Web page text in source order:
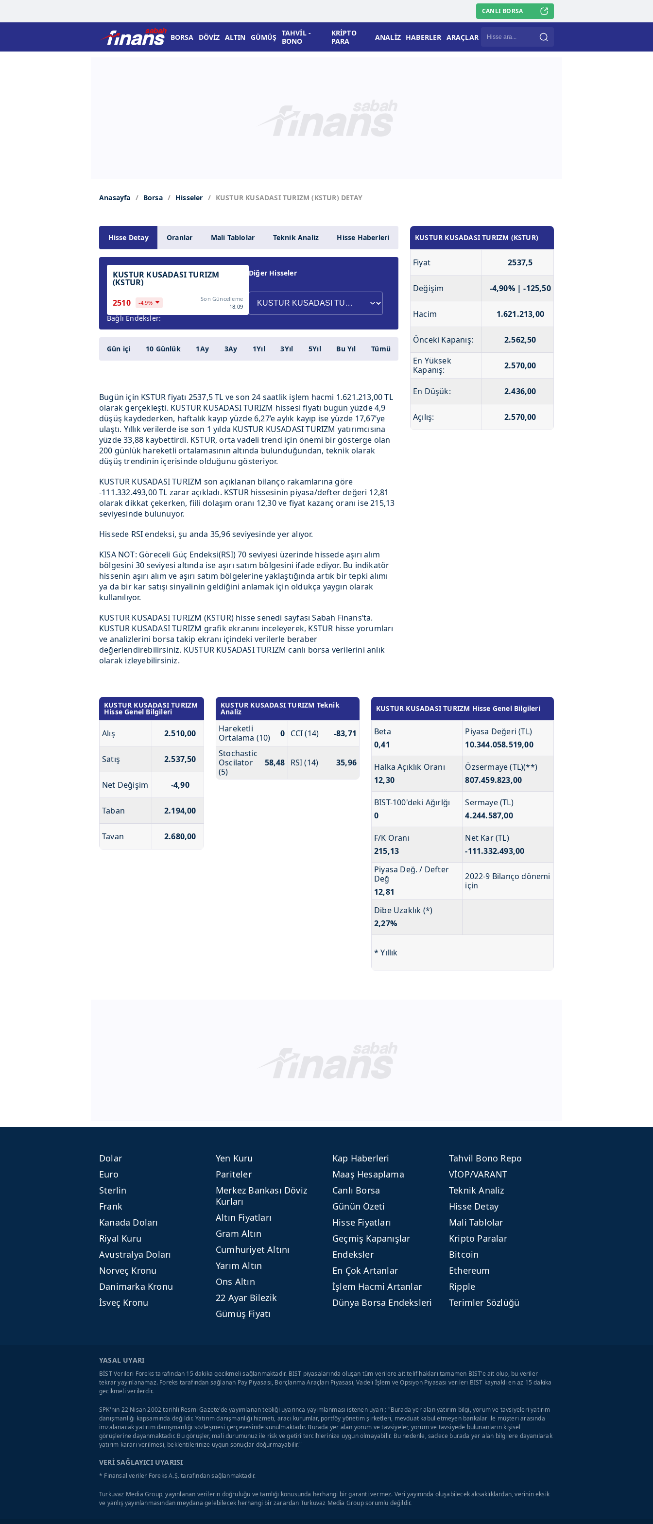
CANLI BORSA
BORSA DÖVİZ ALTIN GÜMÜŞ
TAHVİL -
BONO
KRİPTO
PARA
ANALİZ HABERLER ARAÇLAR
Anasayfa Borsa Hisseler KUSTUR KUSADASI TURIZM (KSTUR) DETAY
Hisse Detay Oranlar Mali Tablolar Teknik Analiz Hisse Haberleri
KUSTUR KUSADASI TURIZM
(KSTUR)
2510
-4,9%
Son Güncelleme
18:09
Diğer Hisseler
Bağlı Endeksler:
Gün içi 10 Günlük 1Ay 3Ay 1Yıl 3Yıl 5Yıl Bu Yıl Tümü
Bugün için KSTUR fiyatı 2537,5 TL ve son 24 saatlik işlem hacmi 1.621.213,00 TL
olarak gerçekleşti. KUSTUR KUSADASI TURIZM hissesi fiyatı bugün yüzde 4,9
düşüş kaydederken, haftalık kayıp yüzde 6,27’e aylık kayıp ise yüzde 17,67’ye
ulaştı. Yıllık verilerde ise son 1 yılda KUSTUR KUSADASI TURIZM yatırımcısına
yüzde 33,88 kaybettirdi. KSTUR, orta vadeli trend için önemi bir gösterge olan
200 günlük hareketli ortalamasının altında bulunduğundan, teknik olarak
düşüş trendinin içerisinde olduğunu gösteriyor.
KUSTUR KUSADASI TURIZM son açıklanan bilanço rakamlarına göre
-111.332.493,00 TL zarar açıkladı. KSTUR hissesinin piyasa/defter değeri 12,81
olarak dikkat çekerken, fiili dolaşım oranı 12,30 ve fiyat kazanç oranı ise 215,13
seviyesinde bulunuyor.
Hissede RSI endeksi, şu anda 35,96 seviyesinde yer alıyor.
KISA NOT: Göreceli Güç Endeksi(RSI) 70 seviyesi üzerinde hissede aşırı alım
bölgesini 30 seviyesi altında ise aşırı satım bölgesini ifade ediyor. Bu indikatör
hissenin aşırı alım ve aşırı satım bölgelerine yaklaştığında artık bir tepki alımı
ya da bir kar satışı sinyalinin geldiğini anlamak için oldukça yaygın olarak
kullanılıyor.
KUSTUR KUSADASI TURIZM (KSTUR) hisse senedi sayfası Sabah Finans’ta.
KUSTUR KUSADASI TURIZM grafik ekranını inceleyerek, KSTUR hisse yorumları
ve analizlerini borsa takip ekranı içindeki verilerle beraber
değerlendirebilirsiniz. KUSTUR KUSADASI TURIZM canlı borsa verilerini anlık
olarak izleyebilirsiniz.
KUSTUR KUSADASI TURIZM (KSTUR)
Fiyat 2537,5
Değişim -4,90% | -125,50
Hacim 1.621.213,00
Önceki Kapanış:
2.562,50
En Yüksek
Kapanış:
2.570,00
En Düşük: 2.436,00
Açılış: 2.570,00
KUSTUR KUSADASI TURIZM
Hisse Genel Bilgileri
Alış 2.510,00
Satış 2.537,50
Net Değişim -4,90
Taban 2.194,00
Tavan 2.680,00
KUSTUR KUSADASI TURIZM Teknik
Analiz
Hareketli
Ortalama (10)
0 CCI (14)
-83,71
Stochastic
Oscilator
(5)
58,48 RSI (14) 35,96
KUSTUR KUSADASI TURIZM Hisse Genel Bilgileri
Beta
0,41
Piyasa Değeri (TL)
10.344.058.519,00
Halka Açıklık Oranı
12,30
Özsermaye (TL)(**)
807.459.823,00
BIST-100'deki Ağırlğı
0
Sermaye (TL)
4.244.587,00
F/K Oranı
215,13
Net Kar (TL)
-111.332.493,00
Piyasa Değ. / Defter
Değ
12,81
2022-9 Bilanço dönemi
için
Dibe Uzaklık (*)
2,27%
* Yıllık
Dolar
Euro
Sterlin
Frank
Kanada Doları
Riyal Kuru
Avustralya Doları
Norveç Kronu
Danimarka Kronu
İsveç Kronu
Yen Kuru
Pariteler
Merkez Bankası Döviz
Kurları
Altın Fiyatları
Gram Altın
Cumhuriyet Altını
Yarım Altın
Ons Altın
22 Ayar Bilezik
Gümüş Fiyatı
Kap Haberleri
Maaş Hesaplama
Canlı Borsa
Günün Özeti
Hisse Fiyatları
Geçmiş Kapanışlar
Endeksler
En Çok Artanlar
İşlem Hacmi Artanlar
Dünya Borsa Endeksleri
Tahvil Bono Repo
VİOP/VARANT
Teknik Analiz
Hisse Detay
Mali Tablolar
Kripto Paralar
Bitcoin
Ethereum
Ripple
Terimler Sözlüğü
YASAL UYARI
BİST Verileri Foreks tarafından 15 dakika gecikmeli sağlanmaktadır. BIST piyasalarında oluşan tüm verilere ait telif hakları tamamen BIST'e ait olup, bu veriler
tekrar yayınlanamaz. Foreks tarafından sağlanan Pay Piyasası, Borçlanma Araçları Piyasası, Vadeli İşlem ve Opsiyon Piyasası verileri BIST kaynaklı en az 15 dakika
gecikmeli verilerdir.
SPK'nın 22 Nisan 2002 tarihli Resmi Gazete'de yayımlanan tebliği uyarınca yayımlanması istenen uyarı : "Burada yer alan yatırım bilgi, yorum ve tavsiyeleri yatırım
danışmanlığı kapsamında değildir. Yatırım danışmanlığı hizmeti, aracı kurumlar, portföy yönetim şirketleri, mevduat kabul etmeyen bankalar ile müşteri arasında
imzalanacak yatırım danışmanlığı sözleşmesi çerçevesinde sunulmaktadır. Burada yer alan yorum ve tavsiyeler, yorum ve tavsiyede bulunanların kişisel
görüşlerine dayanmaktadır. Bu görüşler, mali durumunuz ile risk ve getiri tercihlerinize uygun olmayabilir. Bu nedenle, sadece burada yer alan bilgilere dayanılarak
yatırım kararı verilmesi, beklentilerinize uygun sonuçlar doğurmayabilir."
VERİ SAĞLAYICI UYARISI
* Finansal veriler Foreks A.Ş. tarafından sağlanmaktadır.
Turkuvaz Media Group, yayınlanan verilerin doğruluğu ve tamlığı konusunda herhangi bir garanti vermez. Veri yayınında oluşabilecek aksaklıklardan, verinin eksik
ve yanlış yayınlanmasından meydana gelebilecek herhangi bir zarardan Turkuvaz Media Group sorumlu değildir.